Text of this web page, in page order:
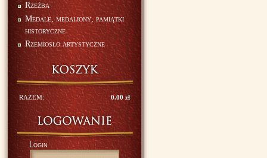
Rzeźba
Medale, medaliony, pamiątki
historyczne
Rzemiosło artystyczne
RAZEM: 0.00 zł
Login